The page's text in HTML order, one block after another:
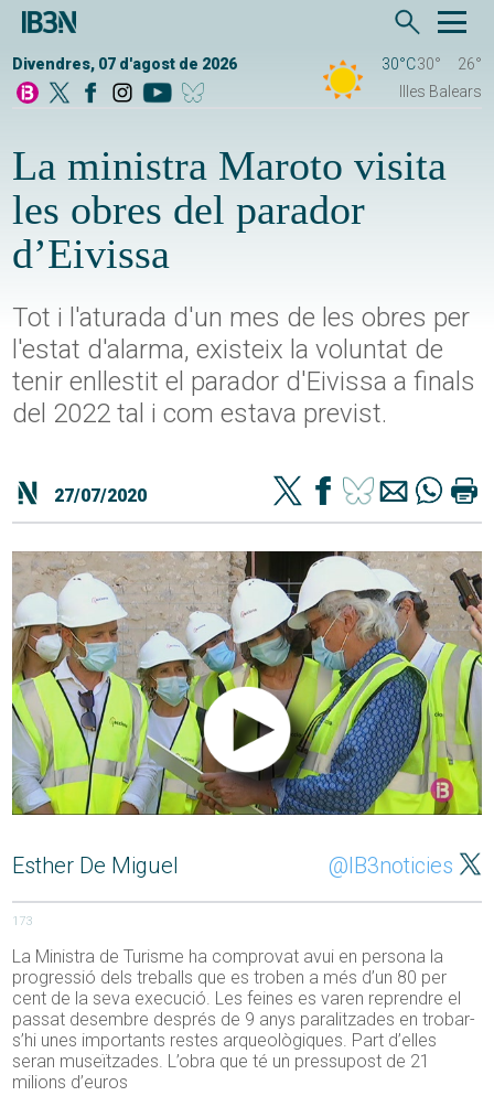
Divendres, 07 d'agost de 2026 30°C30°
26°
Illes Balears
La ministra Maroto visita
les obres del parador
d’Eivissa
Tot i l'aturada d'un mes de les obres per
l'estat d'alarma, existeix la voluntat de
tenir enllestit el parador d'Eivissa a finals
del 2022 tal i com estava previst.
27/07/2020
Esther De Miguel @IB3noticies
173
La Ministra de Turisme ha comprovat avui en persona la
progressió dels treballs que es troben a més d’un 80 per
cent de la seva execució. Les feines es varen reprendre el
passat desembre després de 9 anys paralitzades en trobar-
s’hi unes importants restes arqueològiques. Part d’elles
seran museïtzades. L’obra que té un pressupost de 21
milions d’euros